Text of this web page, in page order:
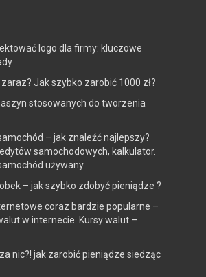
logo dla firmy: kluczowe
zaraz? Jak szybko zarobić 1000 zł?
stosowanych do tworzenia
– jak znaleźć najlepszy?
samochodowych, kalkulator.
używany
– jak szybko zdobyć pieniądze ?
coraz bardzie popularne –
w internecie. Kursy walut –
nic?! jak zarobić pieniądze siedząc